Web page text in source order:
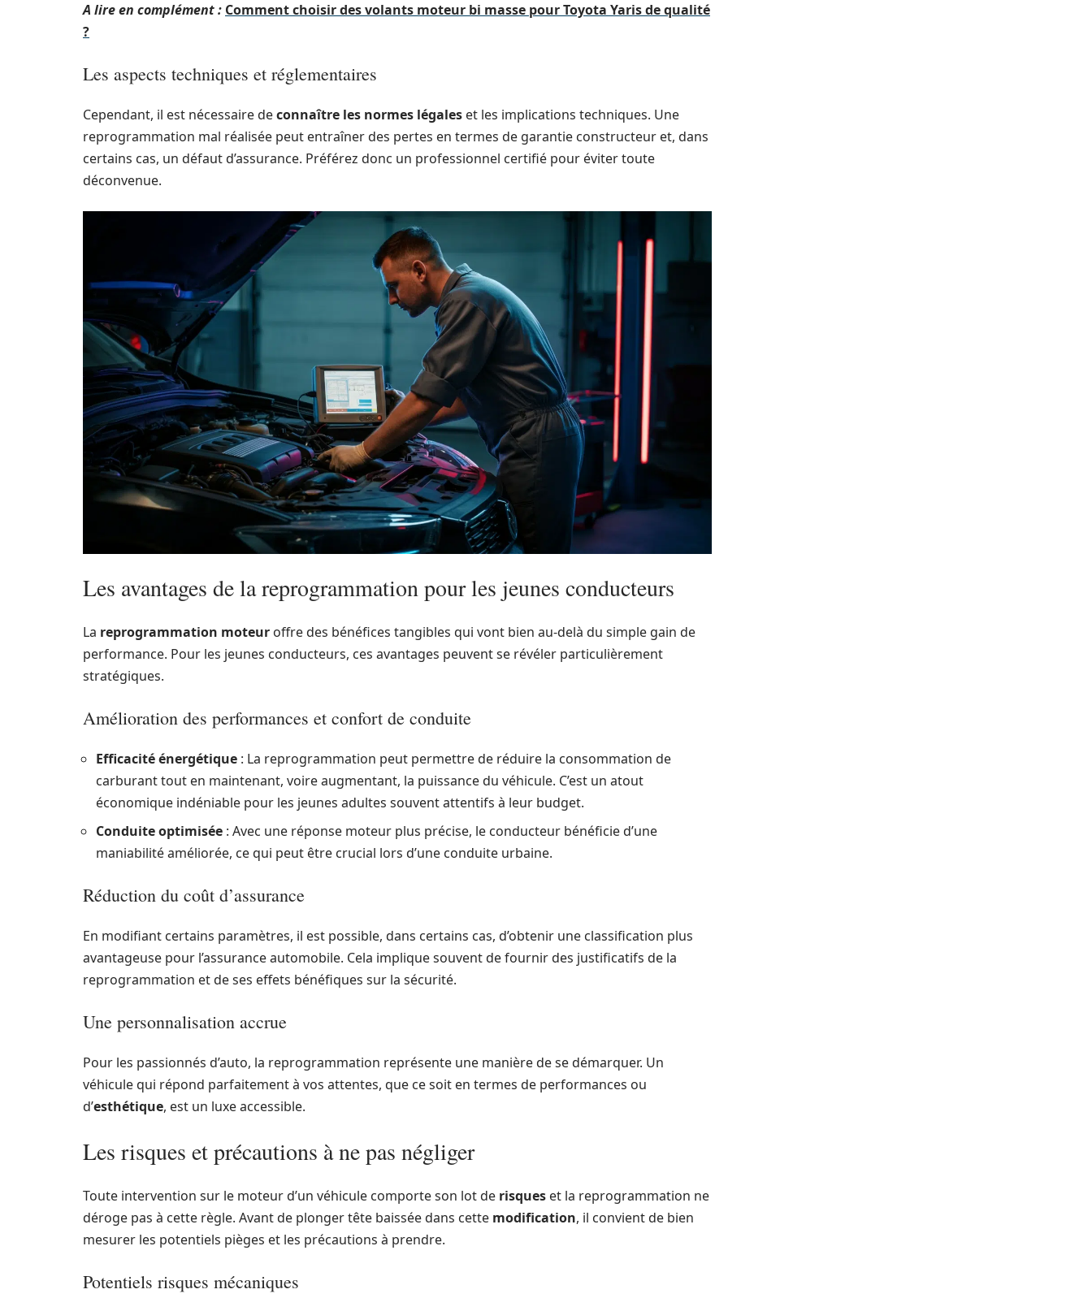
A lire en complément : Comment choisir des volants moteur bi masse pour Toyota Yaris de qualité
?
Les aspects techniques et réglementaires
Cependant, il est nécessaire deconnaître les normes légales et les implications techniques. Une
reprogrammation mal réalisée peut entraîner des pertes en termes de garantie constructeur et, dans
certains cas, un défaut d’assurance. Préférez donc un professionnel certifié pour éviter toute
déconvenue.
Les avantages de la reprogrammation pour les jeunes conducteurs
La reprogrammation moteur offre des bénéfices tangibles qui vont bien au-delà du simple gain de
performance. Pour les jeunes conducteurs, ces avantages peuvent se révéler particulièrement
stratégiques.
Amélioration des performances et confort de conduite
Efficacité énergétique : La reprogrammation peut permettre de réduire la consommation de
carburant tout en maintenant, voire augmentant, la puissance du véhicule. C’est un atout
économique indéniable pour les jeunes adultes souvent attentifs à leur budget.
Conduite optimisée : Avec une réponse moteur plus précise, le conducteur bénéficie d’une
maniabilité améliorée, ce qui peut être crucial lors d’une conduite urbaine.
Réduction du coût d’assurance
En modifiant certains paramètres, il est possible, dans certains cas, d’obtenir une classification plus
avantageuse pour l’assurance automobile. Cela implique souvent de fournir des justificatifs de la
reprogrammation et de ses effets bénéfiques sur la sécurité.
Une personnalisation accrue
Pour les passionnés d’auto, la reprogrammation représente une manière de se démarquer. Un
véhicule qui répond parfaitement à vos attentes, que ce soit en termes de performances ou
d’esthétique, est un luxe accessible.
Les risques et précautions à ne pas négliger
Toute intervention sur le moteur d’un véhicule comporte son lot de risques et la reprogrammation ne
déroge pas à cette règle. Avant de plonger tête baissée dans cette modification, il convient de bien
mesurer les potentiels pièges et les précautions à prendre.
Potentiels risques mécaniques